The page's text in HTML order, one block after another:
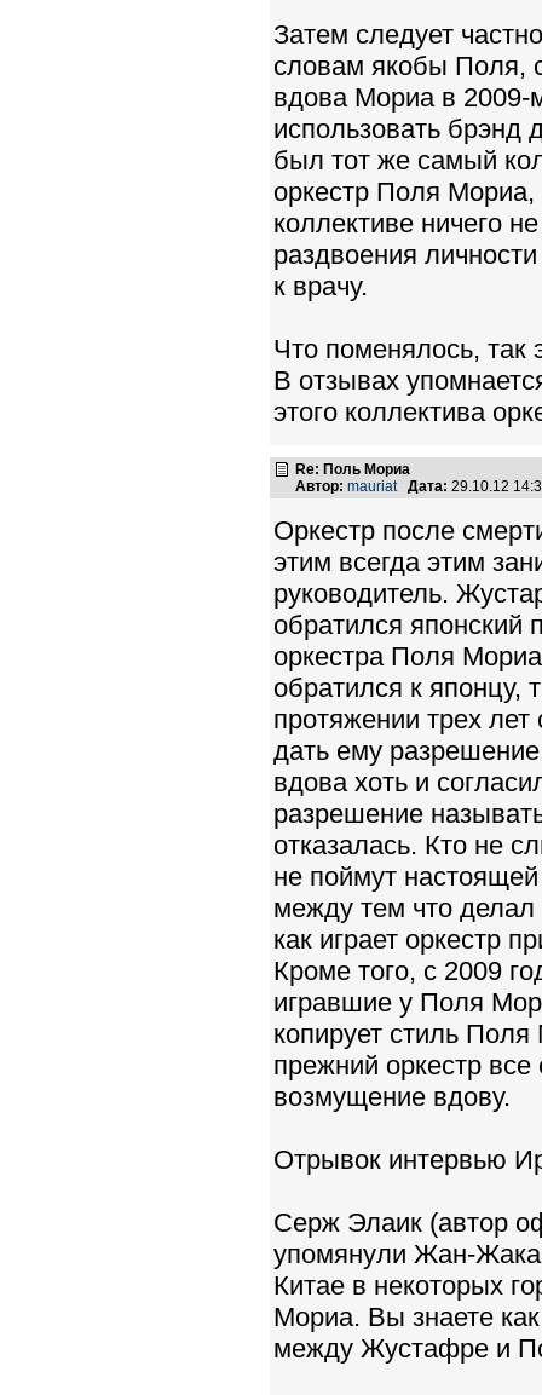
Затем следует
словам якобы Поля,
вдова Мориа в
использовать брэнд
был тот же самый
оркестр Поля Мориа,
коллективе ничего
раздвоения
к врачу.
Что поменялось, так
В отзывах
этого коллектива
Re: Поль Мориа
Автор: mauriat Дата: 29.10.12
Оркестр после
этим всегда этим
руководитель.
обратился японский
оркестра Поля
обратился к японцу,
протяжении трех
дать ему
вдова хоть и
разрешение
отказалась. Кто не
не поймут
между тем что
как играет оркестр
Кроме того, с 2009
игравшие у Поля
копирует стиль
прежний оркестр
возмущение вдову.
Отрывок интервью
Серж Элаик (автор
упомянули Жан-Жака
Китае в некоторых
Мориа. Вы знаете
между Жустафре и